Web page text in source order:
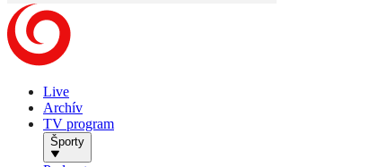
Live
Archív
TV program
Športy